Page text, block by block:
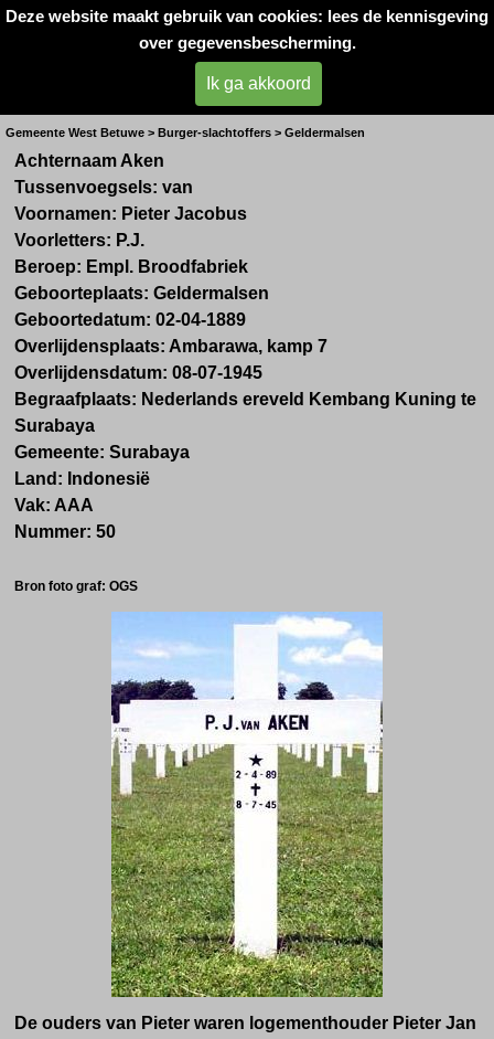
Deze website maakt gebruik van cookies: lees de kennisgeving
over gegevensbescherming.
Ik ga akkoord
Oorlogsslachtoffers
West- Betuwe
Gemeente West Betuwe > Burger-slachtoffers > Geldermalsen
Achternaam Aken
Tussenvoegsels: van
Voornamen: Pieter Jacobus
Voorletters: P.J.
Beroep: Empl. Broodfabriek
Geboorteplaats: Geldermalsen
Geboortedatum: 02-04-1889
Overlijdensplaats: Ambarawa, kamp 7
Overlijdensdatum: 08-07-1945
Begraafplaats: Nederlands ereveld Kembang Kuning te
Surabaya
Gemeente: Surabaya
Land: Indonesië
Vak: AAA
Nummer: 50
Bron foto graf: OGS
De ouders van Pieter waren logementhouder Pieter Jan